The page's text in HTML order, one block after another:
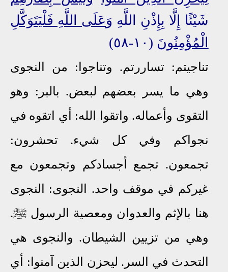
شَيْئًا إِلَّا بِإِذْنِ اللَّهِ وَعَلَى اللَّهِ فَلْيَتَوَكَّلِ
الْمُؤْمِنُونَ (١٠-٥٨)
تناجيتم: تساررتم. وتناجوا: من النجوى
وهي ما يسر بعضهم لبعض. بالبر: وهو
التقوى وأعماله. واتقوا الله: أي اتقوه في
نجواكم وفي كل شيء. تحشرون:
تجمعون. تجمع أجسادكم وتجمعون مع
غيركم في موقف واحد. النجوى: النجوى
هنا بالإثم والعدوان ومعصية الرسول ﷺ.
وهي من تزيين الشيطان. والنجوى هي
التحدث في السر. ليحزن الذين آمنوا: أي